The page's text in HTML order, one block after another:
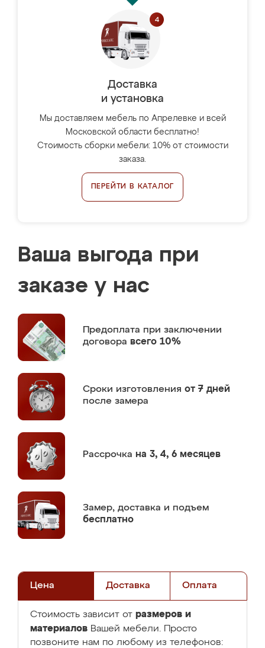
Доставка
и установка
Мы доставляем мебель по Апрелевке и всей
Московской области бесплатно!
Стоимость сборки мебели: 10% от стоимости
заказа.
ПЕРЕЙТИ В КАТАЛОГ
Ваша выгода при
заказе у нас
Предоплата при заключении
договора всего 10%
Сроки изготовления от 7 дней
после замера
Рассрочка на 3, 4, 6 месяцев
Замер, доставка и подъем
бесплатно
Цена Доставка Оплата
Стоимость зависит от размеров и
материалов Вашей мебели. Просто
позвоните нам по любому из телефонов: